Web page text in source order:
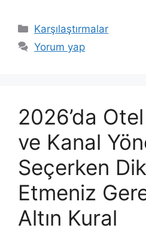
Kategoriler
Karşılaştırmalar
Yorum yap
2026’da
ve Kanal
Seçerken
Etmeniz
Altın Kural